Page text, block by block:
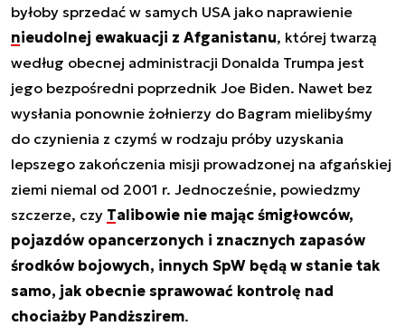
byłoby sprzedać w samych USA jako naprawienie
nieudolnej ewakuacji z Afganistanu, której twarzą
według obecnej administracji Donalda Trumpa jest
jego bezpośredni poprzednik Joe Biden. Nawet bez
wysłania ponownie żołnierzy do Bagram mielibyśmy
do czynienia z czymś w rodzaju próby uzyskania
lepszego zakończenia misji prowadzonej na afgańskiej
ziemi niemal od 2001 r. Jednocześnie, powiedzmy
szczerze, czy Talibowie nie mając śmigłowców,
pojazdów opancerzonych i znacznych zapasów
środków bojowych, innych SpW będą w stanie tak
samo, jak obecnie sprawować kontrolę nad
chociażby Pandższirem.